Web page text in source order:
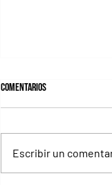
Comentarios
Escribir un